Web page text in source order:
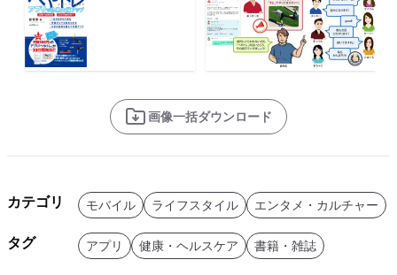
画像一括ダウンロード
カテゴリ モバイル ライフスタイル エンタメ・カルチャー
タグ アプリ 健康・ヘルスケア 書籍・雑誌